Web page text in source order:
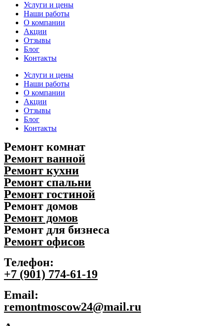
Услуги и цены
Наши работы
О компании
Акции
Отзывы
Блог
Контакты
Услуги и цены
Наши работы
О компании
Акции
Отзывы
Блог
Контакты
Ремонт комнат
Ремонт ванной
Ремонт кухни
Ремонт спальни
Ремонт гостиной
Ремонт домов
Ремонт домов
Ремонт для бизнеса
Ремонт офисов
Телефон:
+7 (901) 774-61-19
Email:
remontmoscow24@mail.ru